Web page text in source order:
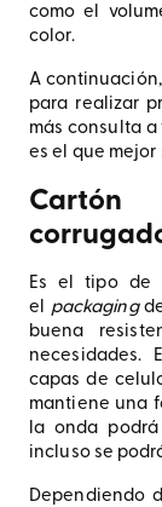
como el
color.
A
para realizar
más consulta
es el que mejor
Es el tipo de
el packaging
buena
necesidades.
capas de
mantiene una
la onda
incluso se
Dependiendo